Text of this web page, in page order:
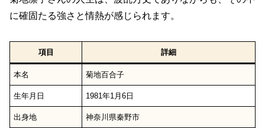
に確固たる強さと情熱が感じられます。
項目 詳細
本名 菊地百合子
生年月日 1981年1月6日
出身地 神奈川県秦野市